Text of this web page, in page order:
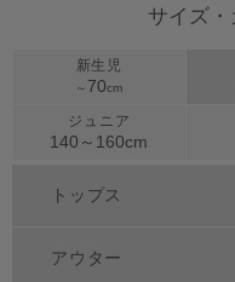
サイズ
新生児
～ 70cm
ジュニア
140～ 160cm
トップス
アウター